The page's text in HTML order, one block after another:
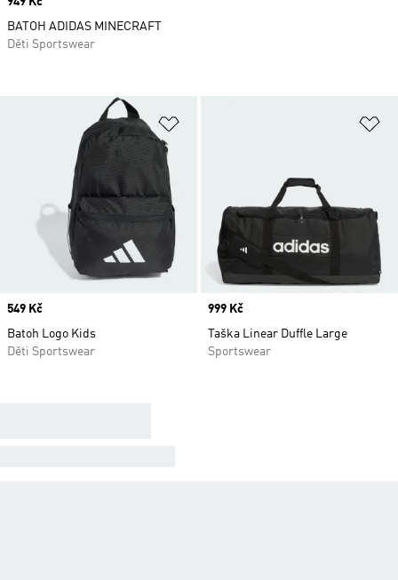
Price
549 Kč
Batoh Logo Kids
Děti Sportswear
Price
999 Kč
Taška Linear Duffle Large
Sportswear
BATOH ADIDAS MINECRAFT
Děti Sportswear